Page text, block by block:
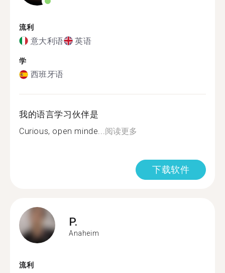
流利
意大利语 英语
学
西班牙语
我的语言学习伙伴是
Curious, open minde...阅读更多
下载软件
P.
Anaheim
流利